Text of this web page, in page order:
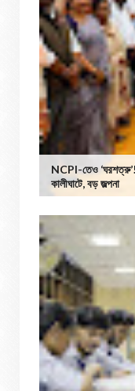
NCPI-তেও ‘ঘরশত্রু’!
কালীঘাটে, বড় জল্পনা